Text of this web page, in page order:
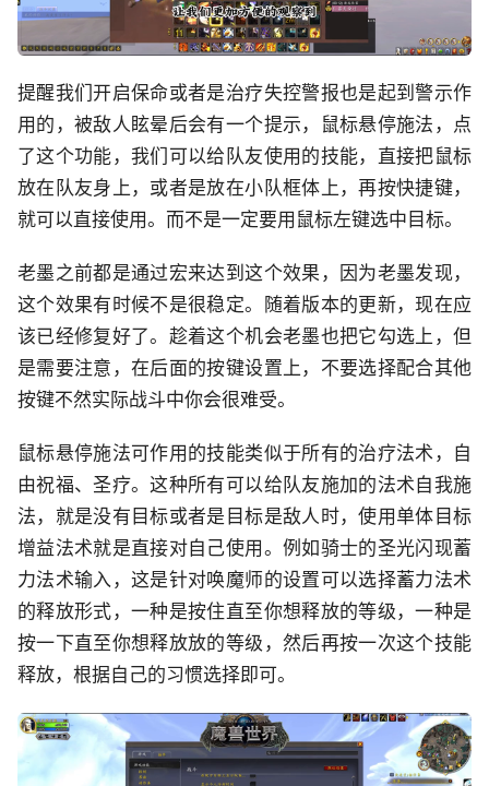
提醒我们开启保命或者是治疗失控警报也是起到警示作
用的，被敌人眩晕后会有一个提示，鼠标悬停施法，点
了这个功能，我们可以给队友使用的技能，直接把鼠标
放在队友身上，或者是放在小队框体上，再按快捷键，
就可以直接使用。而不是一定要用鼠标左键选中目标。
老墨之前都是通过宏来达到这个效果，因为老墨发现，
这个效果有时候不是很稳定。随着版本的更新，现在应
该已经修复好了。趁着这个机会老墨也把它勾选上，但
是需要注意，在后面的按键设置上，不要选择配合其他
按键不然实际战斗中你会很难受。
鼠标悬停施法可作用的技能类似于所有的治疗法术，自
由祝福、圣疗。这种所有可以给队友施加的法术自我施
法，就是没有目标或者是目标是敌人时，使用单体目标
增益法术就是直接对自己使用。例如骑士的圣光闪现蓄
力法术输入，这是针对唤魔师的设置可以选择蓄力法术
的释放形式，一种是按住直至你想释放的等级，一种是
按一下直至你想释放放的等级，然后再按一次这个技能
释放，根据自己的习惯选择即可。